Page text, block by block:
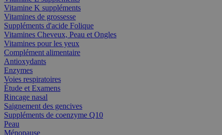
Vitamine K suppléments
Vitamines de grossesse
Suppléments d'acide Folique
Vitamines Cheveux, Peau et Ongles
Vitamines pour les yeux
Complément alimentaire
Antioxydants
Enzymes
Voies respiratoires
Étude et Examens
Rincage nasal
Saignement des gencives
Suppléments de coenzyme Q10
Peau
Ménopause